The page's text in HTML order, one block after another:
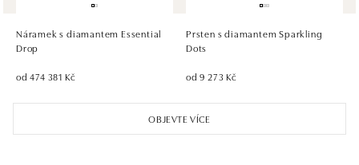
Pribinova 8, 811 09 Bratislava
dnes otevřeno od 10:00
OBJEVTE VÍCE
Náramek s diamantem Essential
Drop
od 474 381 Kč
Prsten s diamantem Sparkling
Dots
od 9 273 Kč